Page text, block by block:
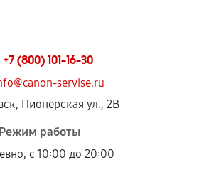
+7 (800) 101-16-30
servise.ru
Пионерская ул., 2В
Режим работы
с 10:00 до 20:00